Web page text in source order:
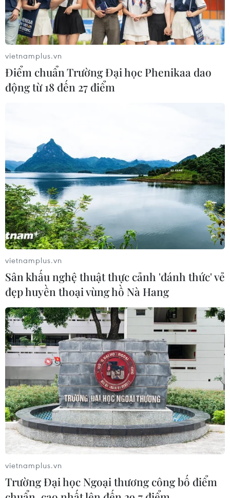
vietnamplus.vn
Điểm chuẩn Trường Đại học Phenikaa dao
động từ 18 đến 27 điểm
vietnamplus.vn
Sân khấu nghệ thuật thực cảnh 'đánh thức' vẻ
đẹp huyền thoại vùng hồ Nà Hang
vietnamplus.vn
Trường Đại học Ngoại thương công bố điểm